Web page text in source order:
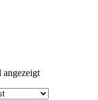
angezeigt